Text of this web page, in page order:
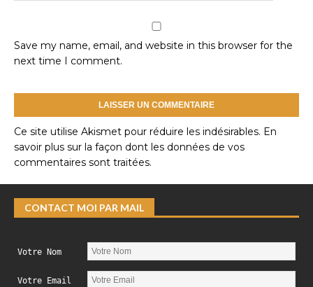
Save my name, email, and website in this browser for the
next time I comment.
Ce site utilise Akismet pour réduire les indésirables. En
savoir plus sur la façon dont les données de vos
commentaires sont traitées.
CONTACT MOI PAR MAIL
Votre Nom
Votre Email